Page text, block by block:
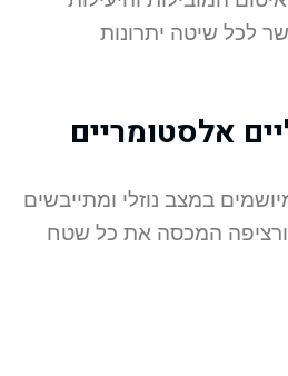
לכל שיטה יתרונות
במצב נוזלי ומתייבשים
המכסה את כל שטח